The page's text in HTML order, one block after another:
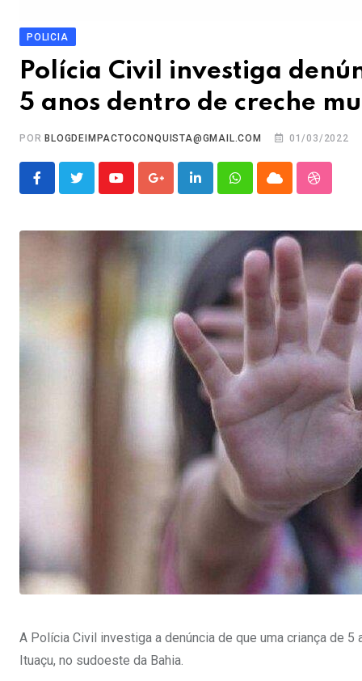
POLICIA
Polícia Civil investiga
5 anos dentro de creche
POR BLOGDEIMPACTOCONQUISTA@GMAIL.COM 01/03/2022
YoutubeGoogle+LinkedInWhatsappCloud
A Polícia Civil investiga a denúncia de que uma criança de
Ituaçu, no sudoeste da Bahia.